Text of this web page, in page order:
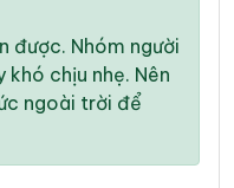
được. Nhóm người
chịu nhẹ. Nên
ngoài trời để